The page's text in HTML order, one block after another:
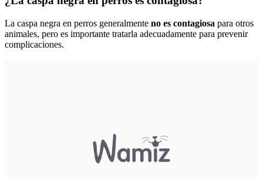
La caspa negra en perros generalmente no es contagiosa para otros
animales, pero es importante tratarla adecuadamente para prevenir
complicaciones.